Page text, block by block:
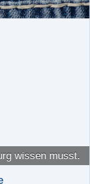
wissen musst.